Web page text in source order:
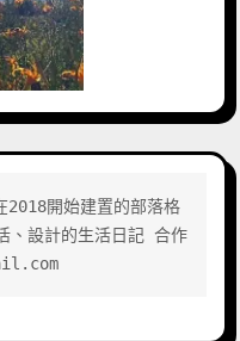
2018開始建置的部落格
、設計的生活日記 合作